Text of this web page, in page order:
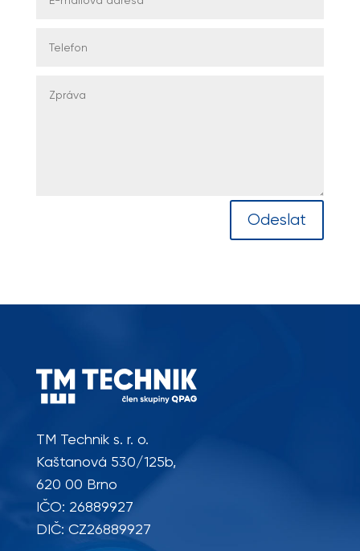
Odeslat
TM Technik s. r. o.
Kaštanová 530/125b,
620 00 Brno
IČO: 26889927
DIČ: CZ26889927